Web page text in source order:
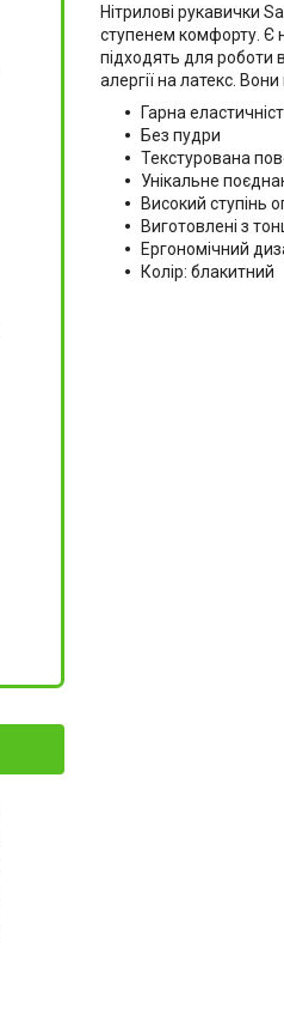
Нітрилові рукавички
ступенем комфорту. Є
підходять для роботи
алергії на латекс.
Гарна
Без пудри
Текстурована
Унікальне
Високий ступінь
Виготовлені з
Ергономічний
Колір: блакитний